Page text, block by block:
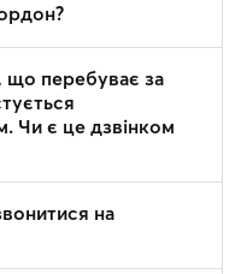
перебуває за
Чи є це дзвінком
на